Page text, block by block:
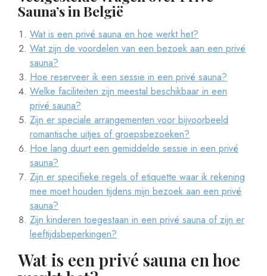
Sauna’s in België
Wat is een privé sauna en hoe werkt het?
Wat zijn de voordelen van een bezoek aan een privé
sauna?
Hoe reserveer ik een sessie in een privé sauna?
Welke faciliteiten zijn meestal beschikbaar in een
privé sauna?
Zijn er speciale arrangementen voor bijvoorbeeld
romantische uitjes of groepsbezoeken?
Hoe lang duurt een gemiddelde sessie in een privé
sauna?
Zijn er specifieke regels of etiquette waar ik rekening
mee moet houden tijdens mijn bezoek aan een privé
sauna?
Zijn kinderen toegestaan in een privé sauna of zijn er
leeftijdsbeperkingen?
Wat is een privé sauna en hoe